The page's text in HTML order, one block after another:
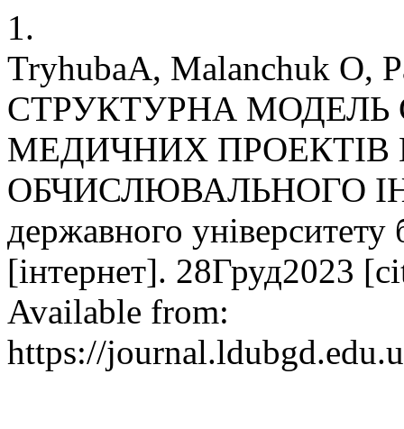
1.
TryhubaА, Malanchuk O,
СТРУКТУРНА
МЕДИЧНИХ ПРОЕКТІВ
ОБЧИСЛЮВАЛЬНОГО
державного університету
[інтернет]. 28Груд2023
Available from:
https://